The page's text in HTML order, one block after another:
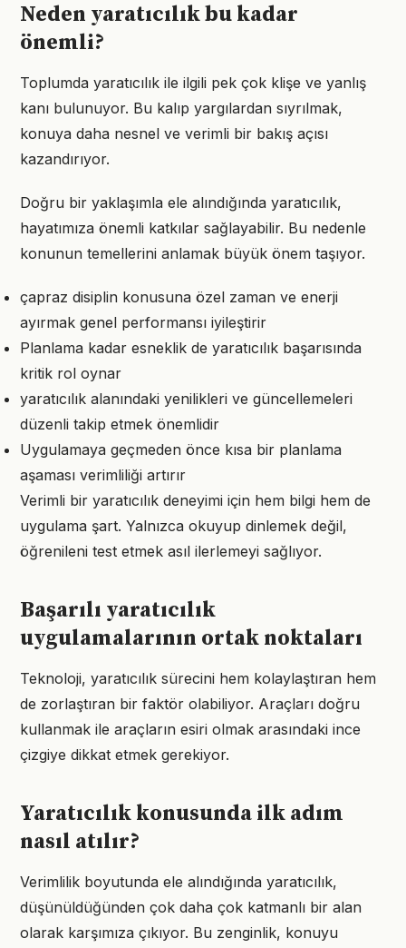
Neden yaratıcılık bu kadar
önemli?
Toplumda yaratıcılık ile ilgili pek çok klişe ve yanlış
kanı bulunuyor. Bu kalıp yargılardan sıyrılmak,
konuya daha nesnel ve verimli bir bakış açısı
kazandırıyor.
Doğru bir yaklaşımla ele alındığında yaratıcılık,
hayatımıza önemli katkılar sağlayabilir. Bu nedenle
konunun temellerini anlamak büyük önem taşıyor.
çapraz disiplin konusuna özel zaman ve enerji
ayırmak genel performansı iyileştirir
Planlama kadar esneklik de yaratıcılık başarısında
kritik rol oynar
yaratıcılık alanındaki yenilikleri ve güncellemeleri
düzenli takip etmek önemlidir
Uygulamaya geçmeden önce kısa bir planlama
aşaması verimliliği artırır
Verimli bir yaratıcılık deneyimi için hem bilgi hem de
uygulama şart. Yalnızca okuyup dinlemek değil,
öğrenileni test etmek asıl ilerlemeyi sağlıyor.
Başarılı yaratıcılık
uygulamalarının ortak noktaları
Teknoloji, yaratıcılık sürecini hem kolaylaştıran hem
de zorlaştıran bir faktör olabiliyor. Araçları doğru
kullanmak ile araçların esiri olmak arasındaki ince
çizgiye dikkat etmek gerekiyor.
Yaratıcılık konusunda ilk adım
nasıl atılır?
Verimlilik boyutunda ele alındığında yaratıcılık,
düşünüldüğünden çok daha çok katmanlı bir alan
olarak karşımıza çıkıyor. Bu zenginlik, konuyu